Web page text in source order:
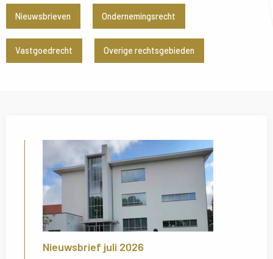
Nieuwsbrieven Ondernemingsrecht
Vastgoedrecht Overige rechtsgebieden
Nieuwsbrief juli 2026